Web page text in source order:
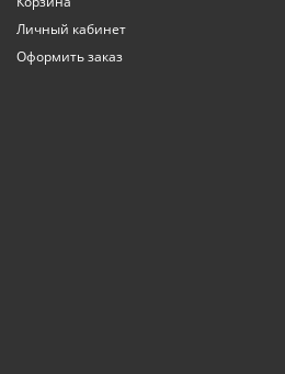
Личный кабинет
Оформить заказ